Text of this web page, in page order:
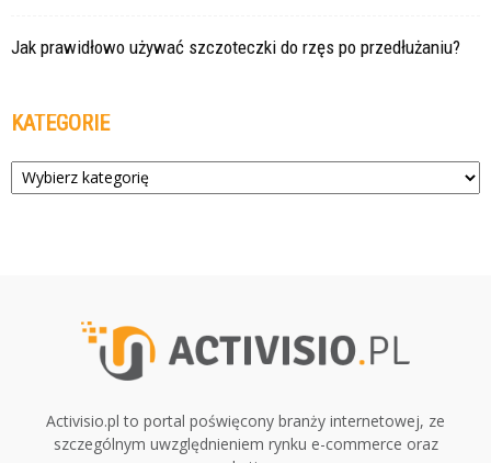
Jak prawidłowo używać szczoteczki do rzęs po przedłużaniu?
KATEGORIE
Kategorie
Activisio.pl to portal poświęcony branży internetowej, ze
szczególnym uwzględnieniem rynku e-commerce oraz